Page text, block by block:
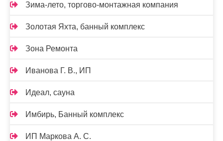
Зима-лето, торгово-монтажная компания
Золотая Яхта, банный комплекс
Зона Ремонта
Иванова Г. В., ИП
Идеал, сауна
Имбирь, Банный комплекс
ИП Маркова А. С.